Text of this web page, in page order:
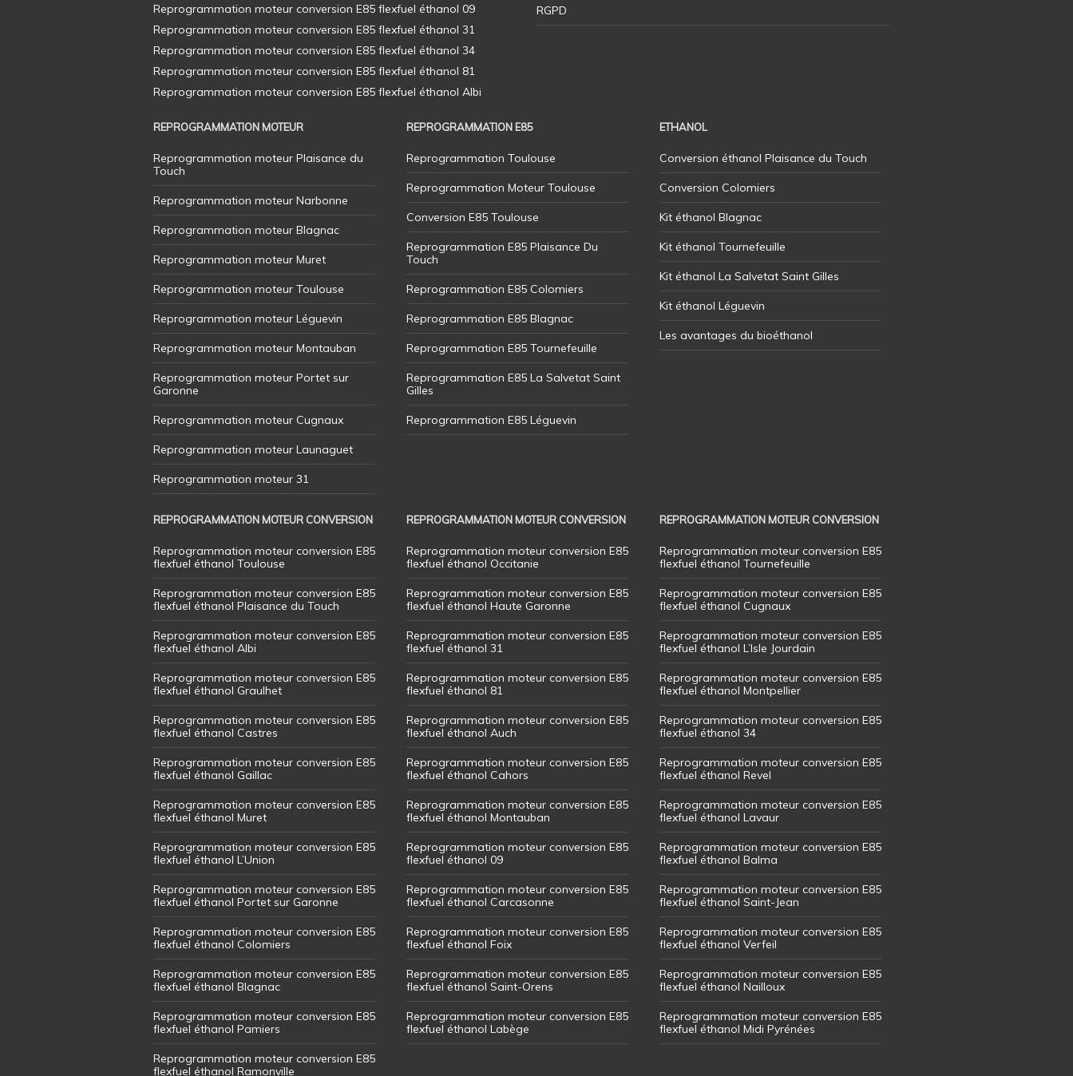
RGPD
REPROGRAMMATION MOTEUR
Reprogrammation moteur Plaisance du
Touch
Reprogrammation moteur Narbonne
Reprogrammation moteur Blagnac
Reprogrammation moteur Muret
Reprogrammation moteur Toulouse
Reprogrammation moteur Léguevin
Reprogrammation moteur Montauban
Reprogrammation moteur Portet sur
Garonne
Reprogrammation moteur Cugnaux
Reprogrammation moteur Launaguet
Reprogrammation moteur 31
REPROGRAMMATION E85
Reprogrammation Toulouse
Reprogrammation Moteur Toulouse
Conversion E85 Toulouse
Reprogrammation E85 Plaisance Du
Touch
Reprogrammation E85 Colomiers
Reprogrammation E85 Blagnac
Reprogrammation E85 Tournefeuille
Reprogrammation E85 La Salvetat Saint
Gilles
Reprogrammation E85 Léguevin
ETHANOL
Conversion éthanol Plaisance du Touch
Conversion Colomiers
Kit éthanol Blagnac
Kit éthanol Tournefeuille
Kit éthanol La Salvetat Saint Gilles
Kit éthanol Léguevin
Les avantages du bioéthanol
REPROGRAMMATION MOTEUR CONVERSION
Reprogrammation moteur conversion E85
flexfuel éthanol Toulouse
Reprogrammation moteur conversion E85
flexfuel éthanol Plaisance du Touch
Reprogrammation moteur conversion E85
flexfuel éthanol Albi
Reprogrammation moteur conversion E85
flexfuel éthanol Graulhet
Reprogrammation moteur conversion E85
flexfuel éthanol Castres
Reprogrammation moteur conversion E85
flexfuel éthanol Gaillac
Reprogrammation moteur conversion E85
flexfuel éthanol Muret
Reprogrammation moteur conversion E85
flexfuel éthanol L’Union
Reprogrammation moteur conversion E85
flexfuel éthanol Portet sur Garonne
Reprogrammation moteur conversion E85
flexfuel éthanol Colomiers
Reprogrammation moteur conversion E85
flexfuel éthanol Blagnac
Reprogrammation moteur conversion E85
flexfuel éthanol Pamiers
Reprogrammation moteur conversion E85
flexfuel éthanol Ramonville
REPROGRAMMATION MOTEUR CONVERSION
Reprogrammation moteur conversion E85
flexfuel éthanol Occitanie
Reprogrammation moteur conversion E85
flexfuel éthanol Haute Garonne
Reprogrammation moteur conversion E85
flexfuel éthanol 31
Reprogrammation moteur conversion E85
flexfuel éthanol 81
Reprogrammation moteur conversion E85
flexfuel éthanol Auch
Reprogrammation moteur conversion E85
flexfuel éthanol Cahors
Reprogrammation moteur conversion E85
flexfuel éthanol Montauban
Reprogrammation moteur conversion E85
flexfuel éthanol 09
Reprogrammation moteur conversion E85
flexfuel éthanol Carcasonne
Reprogrammation moteur conversion E85
flexfuel éthanol Foix
Reprogrammation moteur conversion E85
flexfuel éthanol Saint-Orens
Reprogrammation moteur conversion E85
flexfuel éthanol Labège
REPROGRAMMATION MOTEUR CONVERSION
Reprogrammation moteur conversion E85
flexfuel éthanol Tournefeuille
Reprogrammation moteur conversion E85
flexfuel éthanol Cugnaux
Reprogrammation moteur conversion E85
flexfuel éthanol L’Isle Jourdain
Reprogrammation moteur conversion E85
flexfuel éthanol Montpellier
Reprogrammation moteur conversion E85
flexfuel éthanol 34
Reprogrammation moteur conversion E85
flexfuel éthanol Revel
Reprogrammation moteur conversion E85
flexfuel éthanol Lavaur
Reprogrammation moteur conversion E85
flexfuel éthanol Balma
Reprogrammation moteur conversion E85
flexfuel éthanol Saint-Jean
Reprogrammation moteur conversion E85
flexfuel éthanol Verfeil
Reprogrammation moteur conversion E85
flexfuel éthanol Nailloux
Reprogrammation moteur conversion E85
flexfuel éthanol Midi Pyrénées
Reprogrammation moteur conversion E85 flexfuel éthanol 09
Reprogrammation moteur conversion E85 flexfuel éthanol 31
Reprogrammation moteur conversion E85 flexfuel éthanol 34
Reprogrammation moteur conversion E85 flexfuel éthanol 81
Reprogrammation moteur conversion E85 flexfuel éthanol Albi